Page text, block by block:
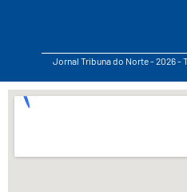
Jornal Tribuna do Norte - 2026 -